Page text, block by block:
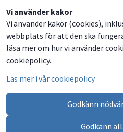
Vi använder kakor
Vi använder kakor (cookies),
webbplats för att den ska
läsa mer om hur vi använder
cookiepolicy.
Läs mer i vår cookiepolicy
Godkänn
Godkänn
Dela
på
Facebook
Dela
på
Twitter
Dela
på
LinkedIn
Dela
via
email
Besök
oss
på
Facebook